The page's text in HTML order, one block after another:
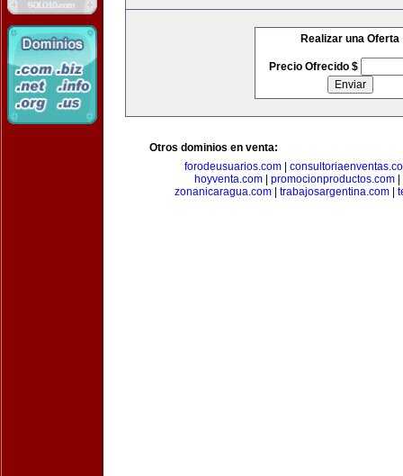
Realizar una Oferta
Precio Ofrecido $
Otros dominios en venta:
forodeusuarios.com
hoyventa.com| promocionproductos.com|
zonanicaragua.com
trabajosargentina.com